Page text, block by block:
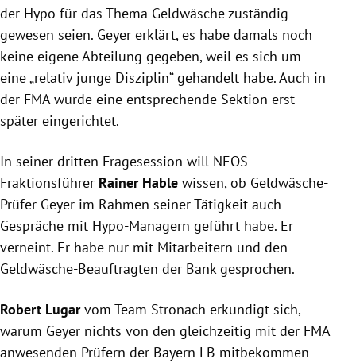
der Hypo für das Thema Geldwäschezuständig
gewesen seien. Geyer erklärt, es habe damals noch
keine eigene Abteilung gegeben, weil es sich um
eine „relativ junge Disziplin“ gehandelt habe. Auch in
der FMAwurde eine entsprechende Sektion erst
später eingerichtet.
In seiner dritten Fragesession will NEOS-
Fraktionsführer Rainer Hable wissen, ob Geldwäsche-
Prüfer Geyer im Rahmen seiner Tätigkeit auch
Gespräche mit Hypo-Managern geführt habe. Er
verneint. Er habe nur mit Mitarbeitern und den
Geldwäsche-Beauftragten der Bank gesprochen.
Robert Lugar vom Team Stronach erkundigt sich,
warum Geyer nichts von den gleichzeitig mit der FMA
anwesenden Prüfern der Bayern LB mitbekommen